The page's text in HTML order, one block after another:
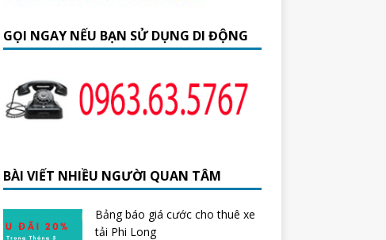
GỌI NGAY NẾU BẠN SỬ DỤNG DI ĐỘNG
BÀI VIẾT NHIỀU NGƯỜI QUAN TÂM
Bảng báo giá cước cho thuê xe
tải Phi Long